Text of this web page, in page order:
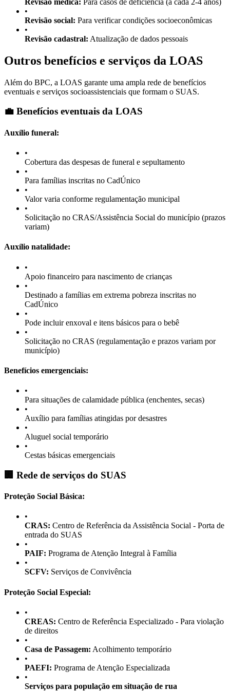
Revisão médica: Para casos de deficiência (a cada 2-4 anos)
•
Revisão social: Para verificar condições socioeconômicas
•
Revisão cadastral: Atualização de dados pessoais
Outros benefícios e serviços da LOAS
Além do BPC, a LOAS garante uma ampla rede de benefícios
eventuais e serviços socioassistenciais que formam o SUAS.
💼 Benefícios eventuais da LOAS
Auxílio funeral:
•
Cobertura das despesas de funeral e sepultamento
•
Para famílias inscritas no CadÚnico
•
Valor varia conforme regulamentação municipal
•
Solicitação no CRAS/Assistência Social do município (prazos
variam)
Auxílio natalidade:
•
Apoio financeiro para nascimento de crianças
•
Destinado a famílias em extrema pobreza inscritas no
CadÚnico
•
Pode incluir enxoval e itens básicos para o bebê
•
Solicitação no CRAS (regulamentação e prazos variam por
município)
Benefícios emergenciais:
•
Para situações de calamidade pública (enchentes, secas)
•
Auxílio para famílias atingidas por desastres
•
Aluguel social temporário
•
Cestas básicas emergenciais
🏢 Rede de serviços do SUAS
Proteção Social Básica:
•
CRAS: Centro de Referência da Assistência Social - Porta de
entrada do SUAS
•
PAIF: Programa de Atenção Integral à Família
•
SCFV: Serviços de Convivência
Proteção Social Especial:
•
CREAS: Centro de Referência Especializado - Para violação
de direitos
•
Casa de Passagem: Acolhimento temporário
•
PAEFI: Programa de Atenção Especializada
•
Serviços para população em situação de rua